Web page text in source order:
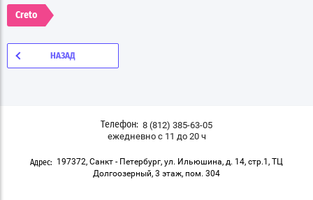
Creto
НАЗАД
Телефон: 8 (812) 385-63-05
ежедневно с 11 до 20 ч
Адрес:
197372, Санкт - Петербург, ул. Ильюшина, д. 14, стр.1, ТЦ
Долгоозерный, 3 этаж, пом. 304